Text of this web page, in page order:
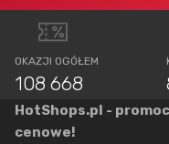
OKAZJI OGÓŁEM
108 668
HotShops.pl -
cenowe!